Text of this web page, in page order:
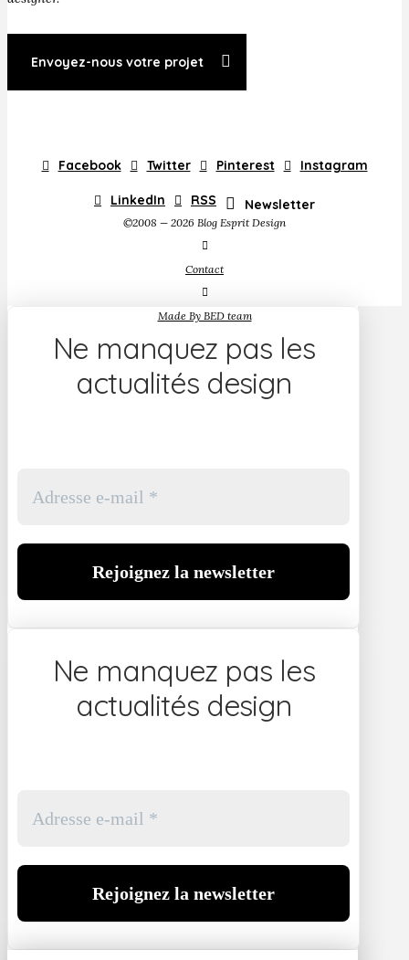
Envoyez-nous votre projet
Facebook Twitter Pinterest Instagram
LinkedIn RSS Newsletter
©2008 — 2026 Blog Esprit Design
Contact
Made By BED team
Ne manquez pas les
actualités design
Ne manquez pas les
actualités design